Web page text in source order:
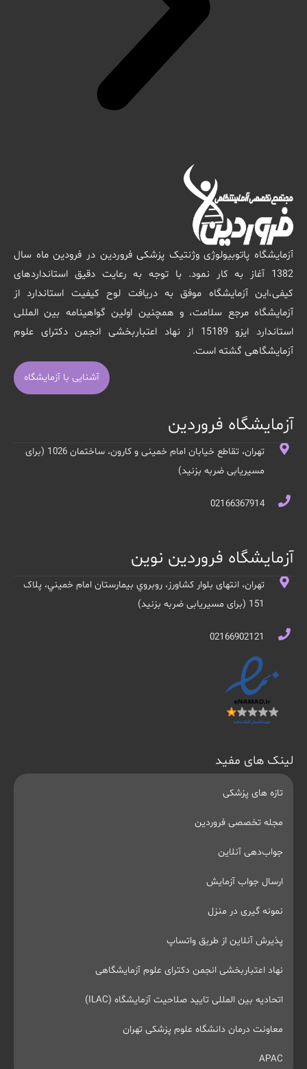
آزمایشگاه پاتوبیولوژی وژنتیک پزشکی فروردین در فرودین ماه سال
1382 آغاز به کار نمود. با توجه به رعایت دقیق استانداردهای
کیفی،این آزمایشگاه موفق به دریافت لوح کیفیت استاندارد از
آزمایشگاه مرجع سلامت، و همچنین اولین گواهینامه بین المللی
استاندارد ایزو 15189 از نهاد اعتباربخشی انجمن دکترای علوم
آزمایشگاهی گشته است.
آشنایی با آزمایشگاه
آزمایشگاه فروردین
تهران، تقاطع خیابان امام خمینی و کارون، ساختمان 1026 (برای
مسیریابی ضربه بزنید)
02166367914
آزمایشگاه فروردین نوین
تهران، انتهای بلوار کشاورز، روبروي بيمارستان امام خميني، پلاک
151 (برای مسیریابی ضربه بزنید)
02166902121
لینک های مفید
تازه های پزشکی
مجله تخصصی فروردین
جواب‌دهی آنلاین
ارسال جواب آزمایش
نمونه گیری در منزل
پذیرش آنلاین از طریق واتساپ
نهاد اعتباربخشی انجمن دکترای علوم آزمایشگاهی
اتحادیه بین المللی تایید صلاحیت آزمایشگاه (ILAC)
معاونت درمان دانشگاه علوم پزشکی تهران
APAC